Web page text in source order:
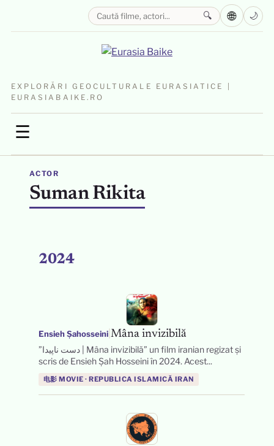
EXPLORĂRI GEOCULTURALE EURASIATICE |
EURASIABAIKE.RO
☰
🔍 🌐 🌙
ACTOR
Suman Rikita
2024
Ensieh Șahosseini| Mâna invizibilă
”دست ناپیدا | Mâna invizibilă” un film iranian regizat și
scris de Ensieh Șah Hosseini în 2024. Acest...
电影 MOVIE · REPUBLICA ISLAMICĂ IRAN